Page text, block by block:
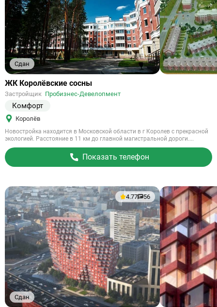
Сдан
Ссылка
объект
ЖК Королёвские сосны
Застройщик Пробизнес-Девелопмент
Комфорт
Королёв
Новостройка находится в Московской области в г Королев с прекрасной
экологией. Расстояние в 11 км до главной магистральной дороги....
Показать телефон
Сдан
4.77 56